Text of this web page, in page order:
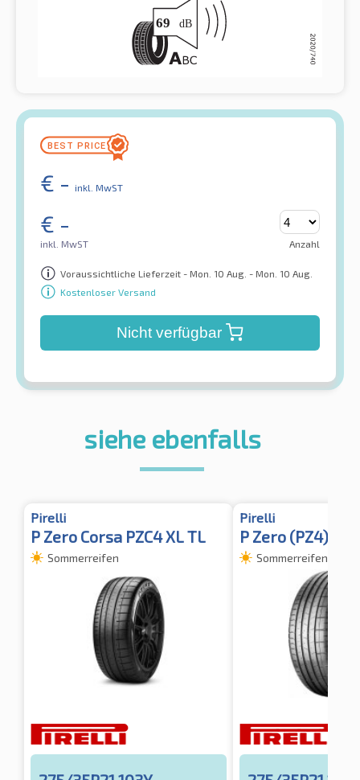
€ - inkl. MwST
€ -
inkl. MwST Anzahl
Voraussichtliche Lieferzeit - Mon. 10 Aug. - Mon. 10 Aug.
Kostenloser Versand
Nicht verfügbar
siehe ebenfalls
Pirelli
P Zero Corsa PZC4 XL TL
Sommerreifen
Pirelli
P Zero (PZ4)
Sommerreifen